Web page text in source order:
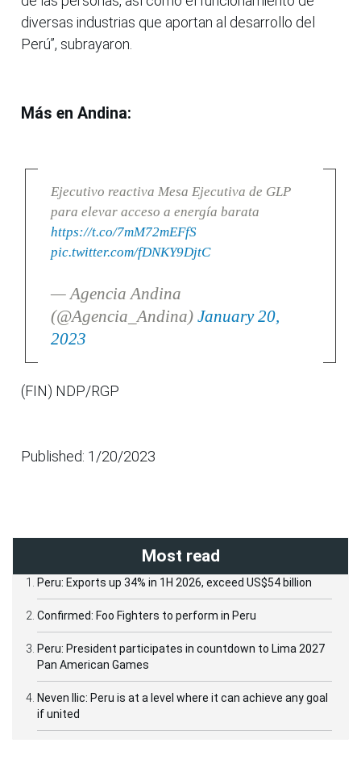
diversas industrias que aportan al desarrollo del
Perú”, subrayaron.
Más en Andina:
Ejecutivo reactiva Mesa Ejecutiva de GLP
para elevar acceso a energía barata
https://t.co/7mM72mEFfS
pic.twitter.com/fDNKY9DjtC
— Agencia Andina
(@Agencia_Andina) January 20,
2023
(FIN) NDP/RGP
Published: 1/20/2023
Most read
Peru: Exports up 34% in 1H 2026, exceed US$54 billion
Confirmed: Foo Fighters to perform in Peru
Peru: President participates in countdown to Lima 2027
Pan American Games
Neven Ilic: Peru is at a level where it can achieve any goal
if united